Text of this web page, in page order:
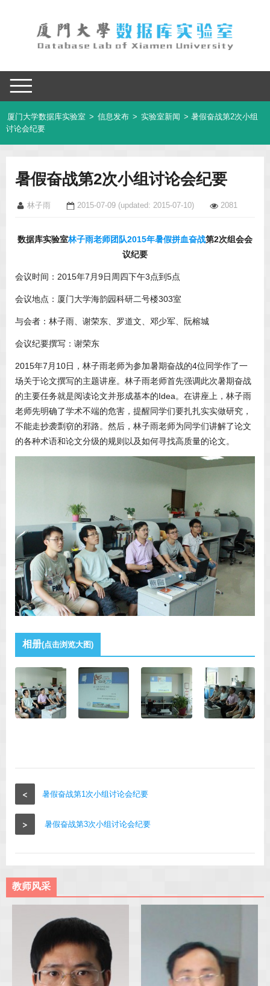
厦门大学数据库实验室 > 信息发布 > 实验室新闻 > 暑假奋战第2次小组
讨论会纪要
暑假奋战第2次小组讨论会纪要
林子雨 2015-07-09 (updated: 2015-07-10) 2081
数据库实验室林子雨老师团队2015年暑假拼血奋战第2次组会会
议纪要
会议时间：2015年7月9日周四下午3点到5点
会议地点：厦门大学海韵园科研二号楼303室
与会者：林子雨、谢荣东、罗道文、邓少军、阮榕城
会议纪要撰写：谢荣东
2015年7月10日，林子雨老师为参加暑期奋战的4位同学作了一
场关于论文撰写的主题讲座。林子雨老师首先强调此次暑期奋战
的主要任务就是阅读论文并形成基本的Idea。在讲座上，林子雨
老师先明确了学术不端的危害，提醒同学们要扎扎实实做研究，
不能走抄袭剽窃的邪路。然后，林子雨老师为同学们讲解了论文
的各种术语和论文分级的规则以及如何寻找高质量的论文。
相册(点击浏览大图)
< 暑假奋战第1次小组讨论会纪要
> 暑假奋战第3次小组讨论会纪要
教师风采